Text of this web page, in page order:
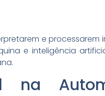
e processarem
e inteligência
na